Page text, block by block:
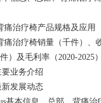
）及毛利率（2020-2025）